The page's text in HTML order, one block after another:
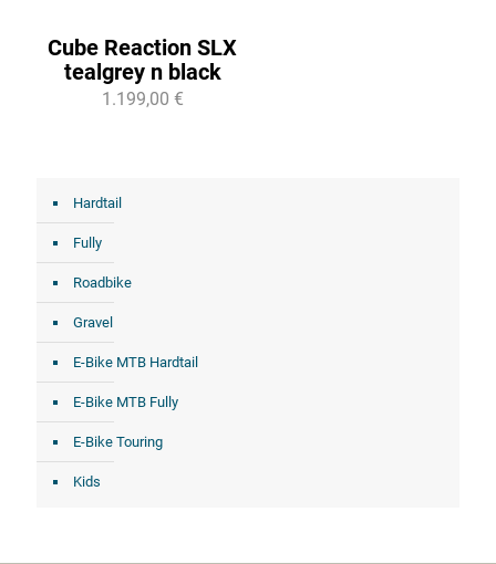
Cube Reaction SLX
tealgrey n black
1.199,00 €
Hardtail
Fully
Roadbike
Gravel
E-Bike MTB Hardtail
E-Bike MTB Fully
E-Bike Touring
Kids